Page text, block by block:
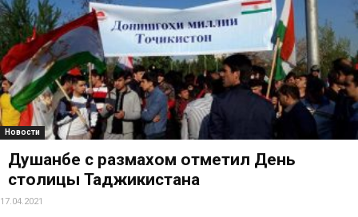
Новости
Душанбе с размахом отметил День
столицы Таджикистана
17.04.2021